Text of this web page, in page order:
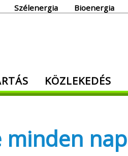
Szélenergia Bioenergia
KÖZLEKEDÉS
minden nap